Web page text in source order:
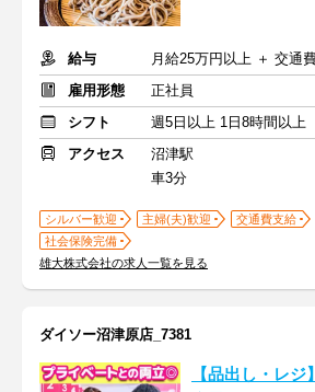
給与
雇用形態
正社員
シフト
週5日以上 1日8時間以上
アクセス
沼津駅
車3分
シルバー歓迎 主婦(夫)歓迎 交通費支給
社会保険完備
雄大株式会社の求人一覧を見る
ダイソー沼津原店_7381
【品出し・レ